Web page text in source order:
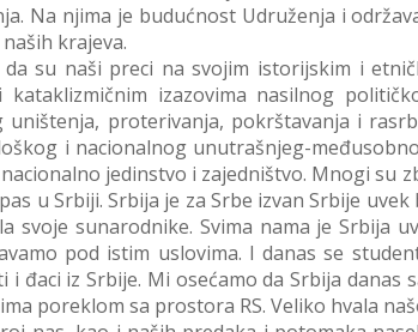
Na njima je budućnost Udruženja i
krajeva.
da su naši preci na svojim istorijskim i
kataklizmičnim izazovima nasilnog
uništenja, proterivanja, pokrštavanja i
i nacionalnog unutrašnjeg-
jedinstvo i zajedništvo. Mnogi su
u Srbiji. Srbija je za Srbe izvan Srbije
svoje sunarodnike. Svima nama je Srbija
pod istim uslovima. I danas se
i đaci iz Srbije. Mi osećamo da Srbija
poreklom sa prostora RS. Veliko hvala